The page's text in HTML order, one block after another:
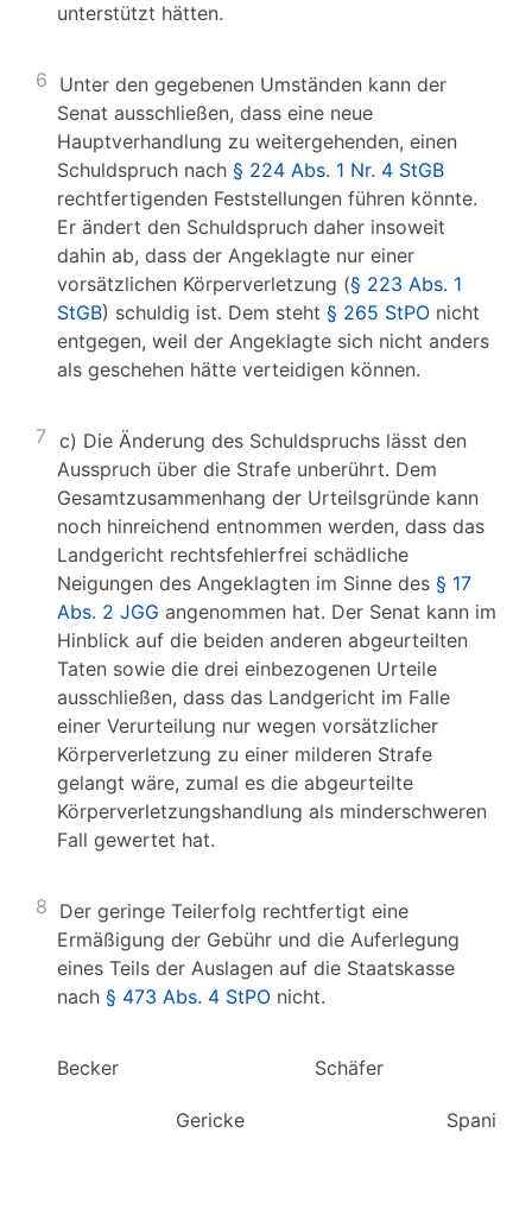
unterstützt hätten.
6 Unter den gegebenen Umständen kann der
Senat ausschließen, dass eine neue
Hauptverhandlung zu weitergehenden, einen
Schuldspruch nach § 224 Abs. 1 Nr. 4 StGB
rechtfertigenden Feststellungen führen könnte.
Er ändert den Schuldspruch daher insoweit
dahin ab, dass der Angeklagte nur einer
vorsätzlichen Körperverletzung (§ 223 Abs. 1
StGB) schuldig ist. Dem steht § 265 StPO nicht
entgegen, weil der Angeklagte sich nicht anders
als geschehen hätte verteidigen können.
7 c) Die Änderung des Schuldspruchs lässt den
Ausspruch über die Strafe unberührt. Dem
Gesamtzusammenhang der Urteilsgründe kann
noch hinreichend entnommen werden, dass das
Landgericht rechtsfehlerfrei schädliche
Neigungen des Angeklagten im Sinne des § 17
Abs. 2 JGG angenommen hat. Der Senat kann im
Hinblick auf die beiden anderen abgeurteilten
Taten sowie die drei einbezogenen Urteile
ausschließen, dass das Landgericht im Falle
einer Verurteilung nur wegen vorsätzlicher
Körperverletzung zu einer milderen Strafe
gelangt wäre, zumal es die abgeurteilte
Körperverletzungshandlung als minderschweren
Fall gewertet hat.
8 Der geringe Teilerfolg rechtfertigt eine
Ermäßigung der Gebühr und die Auferlegung
eines Teils der Auslagen auf die Staatskasse
nach § 473 Abs. 4 StPO nicht.
Becker Schäfer
Gericke Spaniol